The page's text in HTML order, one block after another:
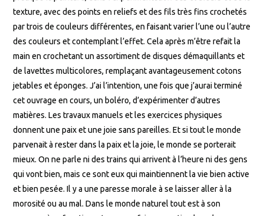
texture, avec des points en reliefs et des fils très fins crochetés
par trois de couleurs différentes, en faisant varier l’une ou l’autre
des couleurs et contemplant l’effet. Cela après m’être refait la
main en crochetant un assortiment de disques démaquillants et
de lavettes multicolores, remplaçant avantageusement cotons
jetables et éponges. J’ai l’intention, une fois que j’aurai terminé
cet ouvrage en cours, un boléro, d’expérimenter d’autres
matières. Les travaux manuels et les exercices physiques
donnent une paix et une joie sans pareilles. Et si tout le monde
parvenait à rester dans la paix et la joie, le monde se porterait
mieux. On ne parle ni des trains qui arrivent à l’heure ni des gens
qui vont bien, mais ce sont eux qui maintiennent la vie bien active
et bien pesée. Il y a une paresse morale à se laisser aller à la
morosité ou au mal. Dans le monde naturel tout est à son